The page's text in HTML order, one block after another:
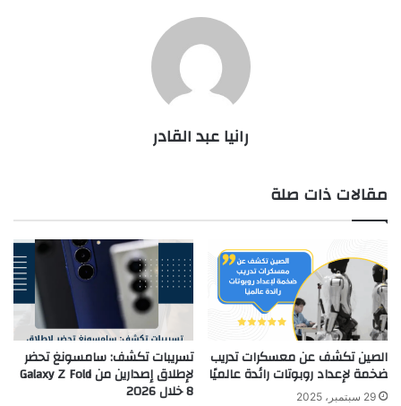
رانيا عبد القادر
مقالات ذات صلة
الصين تكشف عن معسكرات تدريب
ضخمة لإعداد روبوتات رائدة عالميًا
29 سبتمبر، 2025
تسريبات تكشف: سامسونغ تحضر
لإطلاق إصدارين من Galaxy Z Fold
8 خلال 2026